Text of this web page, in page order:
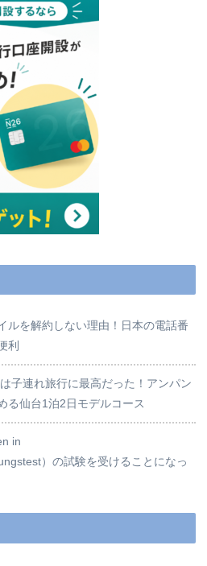
ルを解約しない理由！日本の電話番
利
子連れ旅行に最高だった！アンパン
る仙台1泊2日モデルコース
in
）の試験を受けることになっ